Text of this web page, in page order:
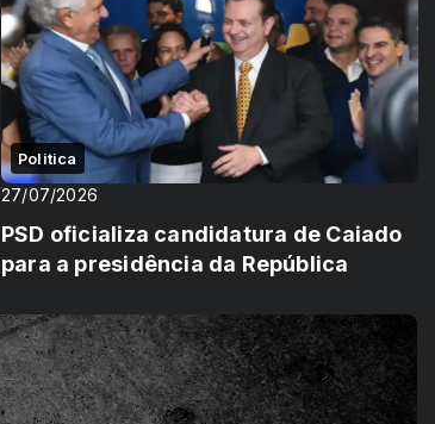
Politica
27/07/2026
PSD oficializa candidatura de Caiado
para a presidência da República